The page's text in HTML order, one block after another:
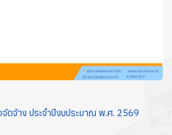
ดจ้าง ประจำปีงบประมาณ พ.ศ. 2569